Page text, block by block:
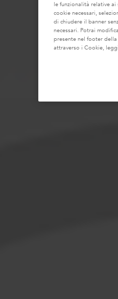
le funzionalità relative
cookie necessari,
di chiudere il banner
necessari. Potrai
presente nel footer
attraverso i Cookie,